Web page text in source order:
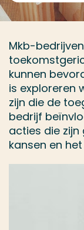
Mkb-
kunnen
is exploreren
zijn die de
bedrijf
acties die
kansen en